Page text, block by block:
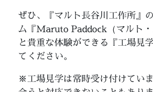
ぜひ、『マルト長谷川工作所』
ム『Maruto Paddock（マルト・
と貴重な体験ができる『工場見
てください。
※工場見学は常時受け付けてい